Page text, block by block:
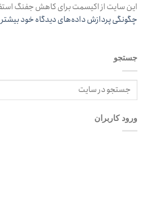
این سایت از اکیسمت برای کاهش جفنگ
چگونگی پردازش داده‌های دیدگاه خود بیشتر
جستجو
ورود کاربران